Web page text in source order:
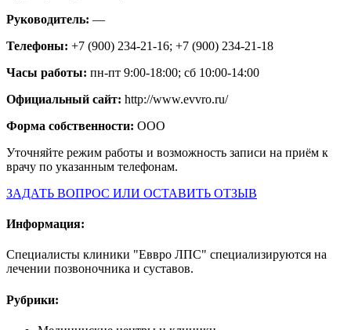
Руководитель: —
Телефоны: +7 (900) 234-21-16; +7 (900) 234-21-18
Часы работы: пн-пт 9:00-18:00; сб 10:00-14:00
Официальный сайт: http://www.evvro.ru/
Форма собственности: ООО
Уточняйте режим работы и возможность записи на приём к
врачу по указанным телефонам.
ЗАДАТЬ ВОПРОС ИЛИ ОСТАВИТЬ ОТЗЫВ
Информация:
Специалисты клиники "Еввро ЛПС" специализируются на
лечении позвоночника и суставов.
Рубрики: